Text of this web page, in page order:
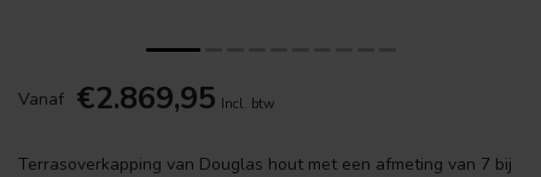
Vanaf €2.869,95 Incl. btw
Terrasoverkapping van Douglas hout met een afmeting van 7 bij